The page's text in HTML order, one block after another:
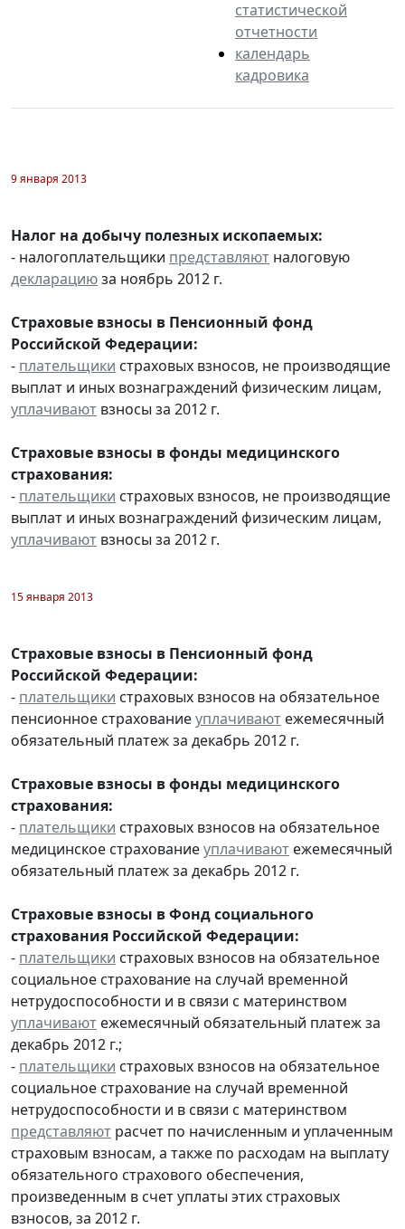
статистической
отчетности
календарь
кадровика
9 января 2013
Налог на добычу полезных ископаемых:
- налогоплательщики представляют налоговую
декларациюза ноябрь 2012 г.
Страховые взносы в Пенсионный фонд
Российской Федерации:
- плательщики страховых взносов, не производящие
выплат и иных вознаграждений физическим лицам,
уплачивают взносы за 2012 г.
Страховые взносы в фонды медицинского
страхования:
- плательщики страховых взносов, не производящие
выплат и иных вознаграждений физическим лицам,
уплачивают взносы за 2012 г.
15 января 2013
Страховые взносы в Пенсионный фонд
Российской Федерации:
- плательщики страховых взносов на обязательное
пенсионное страхованиеуплачивают ежемесячный
обязательный платеж за декабрь 2012 г.
Страховые взносы в фонды медицинского
страхования:
- плательщики страховых взносов на обязательное
медицинское страхованиеуплачивают ежемесячный
обязательный платеж за декабрь 2012 г.
Страховые взносы в Фонд социального
страхования Российской Федерации:
- плательщики страховых взносов на обязательное
социальное страхование на случай временной
нетрудоспособности и в связи с материнством
уплачивают ежемесячный обязательный платеж за
декабрь 2012 г.;
- плательщики страховых взносов на обязательное
социальное страхование на случай временной
нетрудоспособности и в связи с материнством
представляют расчет по начисленным и уплаченным
страховым взносам, а также по расходам на выплату
обязательного страхового обеспечения,
произведенным в счет уплаты этих страховых
взносов, за 2012 г.